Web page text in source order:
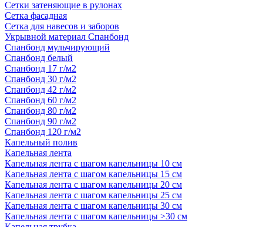
Сетки затеняющие в рулонах
Сетка фасадная
Сетка для навесов и заборов
Укрывной материал Спанбонд
Спанбонд мульчирующий
Спанбонд белый
Спанбонд 17 г/м2
Спанбонд 30 г/м2
Спанбонд 42 г/м2
Спанбонд 60 г/м2
Спанбонд 80 г/м2
Спанбонд 90 г/м2
Спанбонд 120 г/м2
Капельный полив
Капельная лента
Капельная лента с шагом капельницы 10 см
Капельная лента с шагом капельницы 15 см
Капельная лента с шагом капельницы 20 см
Капельная лента с шагом капельницы 25 см
Капельная лента с шагом капельницы 30 см
Капельная лента с шагом капельницы >30 см